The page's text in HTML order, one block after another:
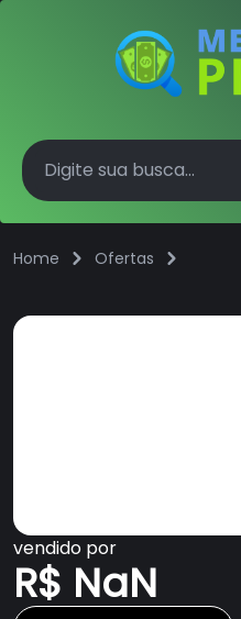
Home Ofertas
vendido por
R$ NaN